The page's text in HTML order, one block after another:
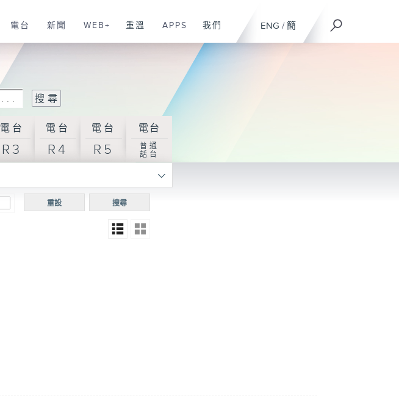
ENG / 簡
電台 新聞 WEB+ 重溫 APPS 我們
電台
R3
電台
R4
電台
R5
電台
普通
話台
搜尋
重設